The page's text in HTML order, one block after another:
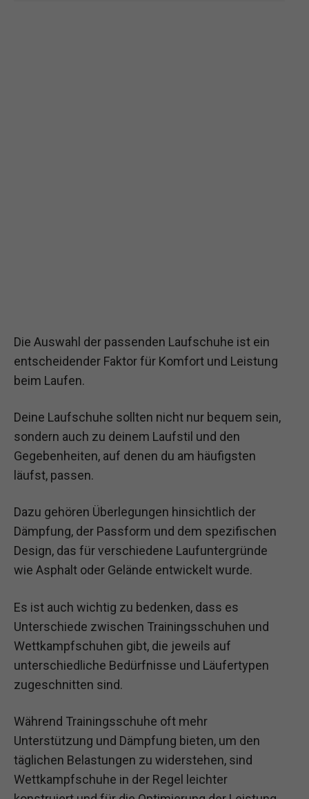
Die Auswahl der passenden Laufschuhe ist ein
entscheidender Faktor für Komfort und Leistung
beim Laufen.
Deine Laufschuhe sollten nicht nur bequem sein,
sondern auch zu deinem Laufstil und den
Gegebenheiten, auf denen du am häufigsten
läufst, passen.
Dazu gehören Überlegungen hinsichtlich der
Dämpfung, der Passform und dem spezifischen
Design, das für verschiedene Laufuntergründe
wie Asphalt oder Gelände entwickelt wurde.
Es ist auch wichtig zu bedenken, dass es
Unterschiede zwischen Trainingsschuhen und
Wettkampfschuhen gibt, die jeweils auf
unterschiedliche Bedürfnisse und Läufertypen
zugeschnitten sind.
Während Trainingsschuhe oft mehr
Unterstützung und Dämpfung bieten, um den
täglichen Belastungen zu widerstehen, sind
Wettkampfschuhe in der Regel leichter